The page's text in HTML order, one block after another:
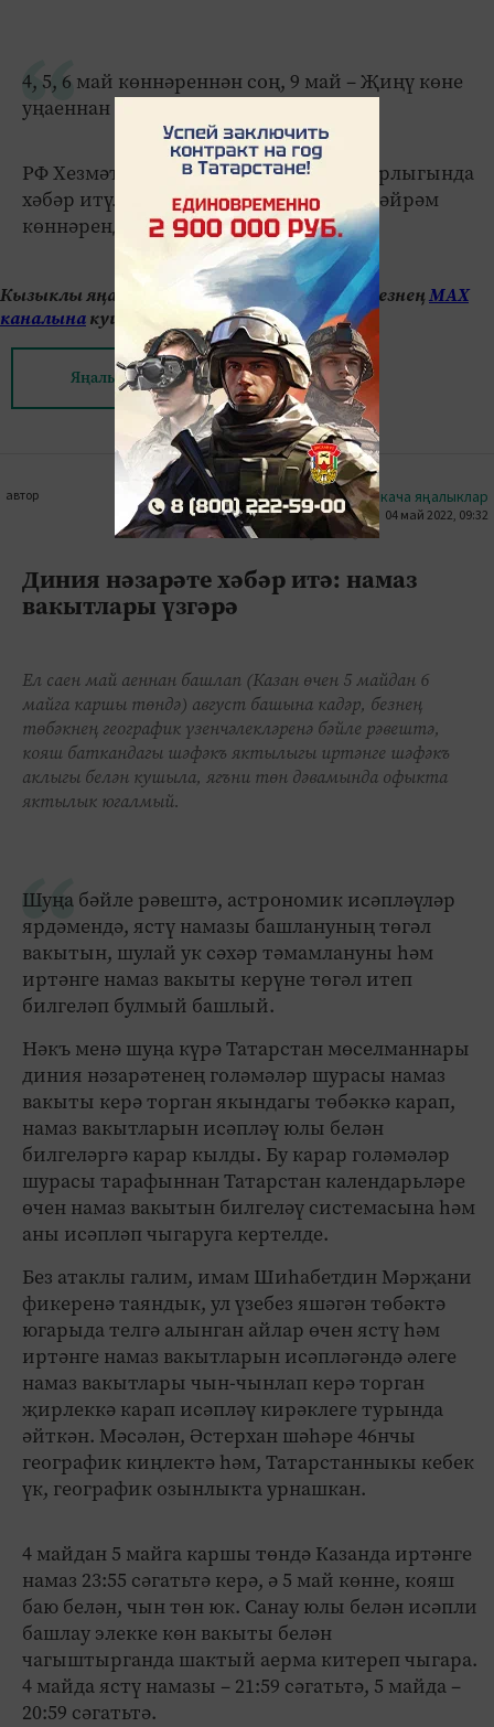
4, 5, 6 май көннәреннән соң, 9 май – Җиңү көне
уңаеннан кабат озын яллар көтелә.
РФ Хезмәт һәм социаль яклау министрлыгында
хәбәр итүләренчә, эш көне булмаган бәйрәм
көннәрендә хезмәт хакы киметелми.
Кызыклы яңалыкларны күзәтеп бару өчен безнеңМАХ
каналынакушылыгыз.
Яңалыклар битенә керегез
автор #кыскача яңалыклар
04 май 2022, 09:32
1847
0
Диния нәзарәте хәбәр итә: намаз
вакытлары үзгәрә
Ел саен май аеннан башлап (Казан өчен 5 майдан 6
майга каршы төндә) август башына кадәр, безнең
төбәкнең географик үзенчәлекләренә бәйле рәвештә,
кояш баткандагы шәфәкъ яктылыгы иртәнге шәфәкъ
аклыгы белән кушыла, ягъни төн дәвамында офыкта
яктылык югалмый.
Шуңа бәйле рәвештә, астрономик исәпләүләр
ярдәмендә, ястү намазы башлануның төгәл
вакытын, шулай ук сәхәр тәмамлануны һәм
иртәнге намаз вакыты керүне төгәл итеп
билгеләп булмый башлый.
Нәкъ менә шуңа күрә Татарстан мөселманнары
диния нәзарәтенең голәмәләр шурасы намаз
вакыты керә торган якындагы төбәккә карап,
намаз вакытларын исәпләү юлы белән
билгеләргә карар кылды. Бу карар голәмәләр
шурасы тарафыннан Татарстан календарьләре
өчен намаз вакытын билгеләү системасына һәм
аны исәпләп чыгаруга кертелде.
Без атаклы галим, имам Шиһабетдин Мәрҗани
фикеренә таяндык, ул үзебез яшәгән төбәктә
югарыда телгә алынган айлар өчен ястү һәм
иртәнге намаз вакытларын исәпләгәндә әлеге
намаз вакытлары чын-чынлап керә торган
җирлеккә карап исәпләү кирәклеге турында
әйткән. Мәсәлән, Әстерхан шәһәре 46нчы
географик киңлектә һәм, Татарстанныкы кебек
үк, географик озынлыкта урнашкан.
4 майдан 5 майга каршы төндә Казанда иртәнге
намаз 23:55 сәгатьтә керә, ә 5 май көнне, кояш
баю белән, чын төн юк. Санау юлы белән исәпли
башлау элекке көн вакыты белән
чагыштырганда шактый аерма китереп чыгара.
4 майда ястү намазы – 21:59 сәгатьтә, 5 майда –
20:59 сәгатьтә.